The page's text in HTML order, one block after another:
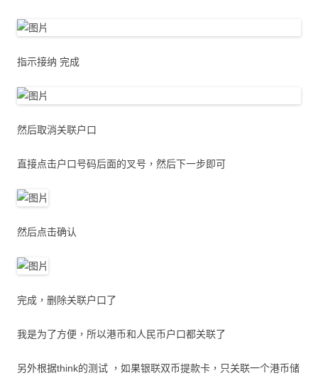
指示接纳 完成
然后取消关联户口
直接点击户口号码后面的叉号，然后下一步即可
然后点击确认
完成，删除关联户口了
我是为了方便，所以港币和人民币户口都关联了
另外根据think的测试 ，如果银联双币提款卡，只关联一个港币储